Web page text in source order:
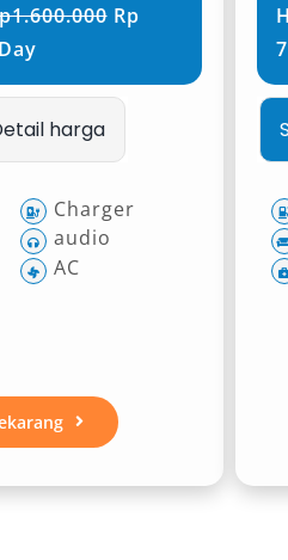
Rp
harga
Charger
audio
AC